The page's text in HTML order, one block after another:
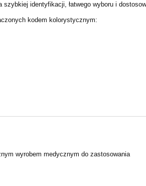
szybkiej identyfikacji, łatwego wyboru i
kodem kolorystycznym:
wyrobem medycznym do zastosowania